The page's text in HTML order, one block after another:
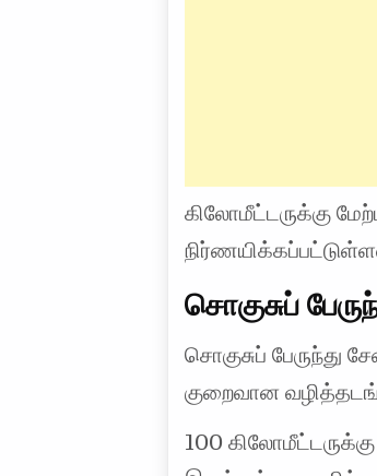
கிலோமீட்டருக்கு
சொகுசுப்
சொகுசுப்
குறைவான
100